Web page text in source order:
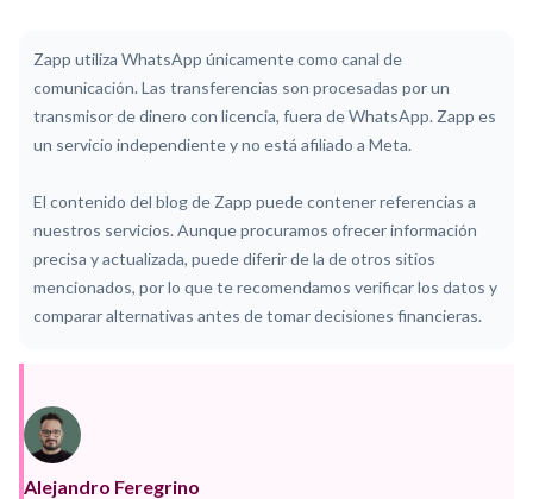
Zapp utiliza WhatsApp únicamente como canal de
comunicación. Las transferencias son procesadas por un
transmisor de dinero con licencia, fuera de WhatsApp. Zapp es
un servicio independiente y no está afiliado a Meta.
El contenido del blog de Zapp puede contener referencias a
nuestros servicios. Aunque procuramos ofrecer información
precisa y actualizada, puede diferir de la de otros sitios
mencionados, por lo que te recomendamos verificar los datos y
comparar alternativas antes de tomar decisiones financieras.
Alejandro Feregrino